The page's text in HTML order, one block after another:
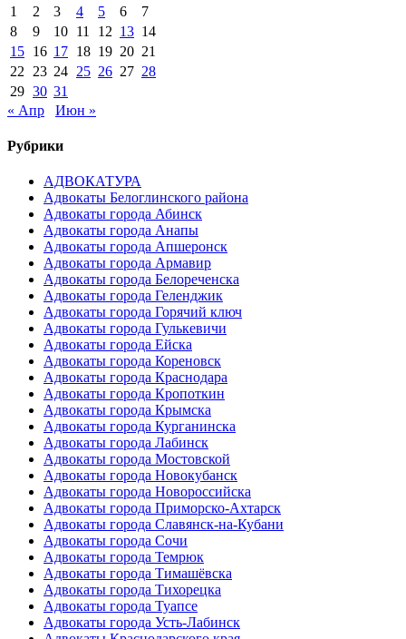
1
2 3 4 5 6
7
8
9 10 11 12 13 14
15 16 17 18 19 20 21
22
23 24 25 26 27 28
29 30 31
« Апр
Июн »
Рубрики
АДВОКАТУРА
Адвокаты Белоглинского района
Адвокаты города Абинск
Адвокаты города Анапы
Адвокаты города Апшеронск
Адвокаты города Армавир
Адвокаты города Белореченска
Адвокаты города Геленджик
Адвокаты города Горячий ключ
Адвокаты города Гулькевичи
Адвокаты города Ейска
Адвокаты города Кореновск
Адвокаты города Краснодара
Адвокаты города Кропоткин
Адвокаты города Крымска
Адвокаты города Курганинска
Адвокаты города Лабинск
Адвокаты города Мостовской
Адвокаты города Новокубанск
Адвокаты города Новороссийска
Адвокаты города Приморско-Ахтарск
Адвокаты города Славянск-на-Кубани
Адвокаты города Сочи
Адвокаты города Темрюк
Адвокаты города Тимашёвска
Адвокаты города Тихорецка
Адвокаты города Туапсе
Адвокаты города Усть-Лабинск